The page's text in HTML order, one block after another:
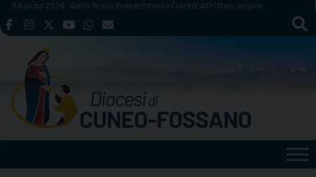
Skip
to
9 Agosto 2026 Santa Teresa Benedetta della Croce (Edith) Stein, vergine